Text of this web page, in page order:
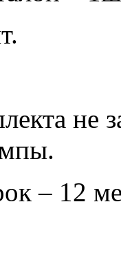
не
– 12